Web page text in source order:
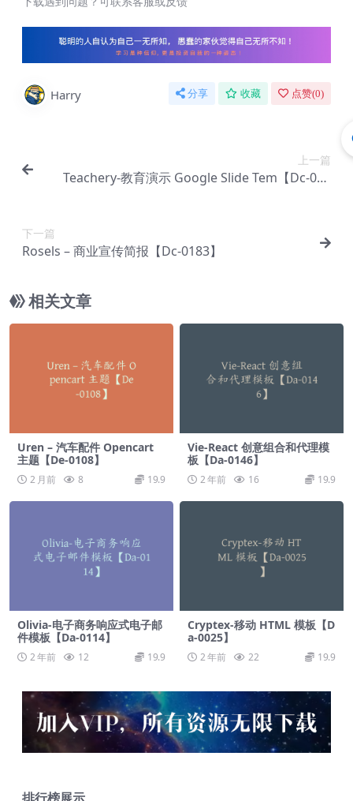
Harry 分享 收藏 点赞(0)
上一篇
Teachery-教育演示 Google Slide Tem【Dc-008
下一篇
Rosels – 商业宣传简报【Dc-0183】
相关文章
Uren – 汽车配件 Opencart
主题【De-0108】
2 月前 8 19.9
Vie-React 创意组合和代理模
板【Da-0146】
2 年前 16 19.9
Olivia-电子商务响应式电子邮
件模板【Da-0114】
2 年前 12 19.9
Cryptex-移动 HTML 模板【D
a-0025】
2 年前 22 19.9